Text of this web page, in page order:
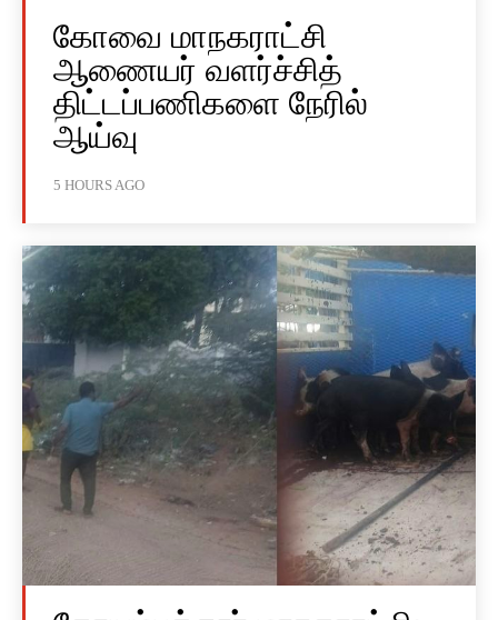
கோவை மாநகராட்சி
ஆணையர் வளர்ச்சித்
திட்டப்பணிகளை நேரில்
ஆய்வு
5 HOURS AGO